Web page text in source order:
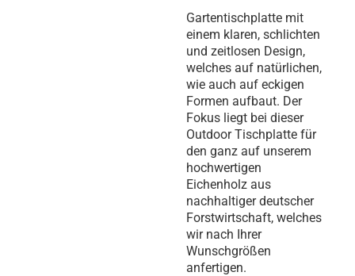
Gartentischplatte mit
einem klaren, schlichten
und zeitlosen Design,
welches auf natürlichen,
wie auch auf eckigen
Formen aufbaut. Der
Fokus liegt bei dieser
Outdoor Tischplatte für
den ganz auf unserem
hochwertigen
Eichenholz aus
nachhaltiger deutscher
Forstwirtschaft, welches
wir nach Ihrer
Wunschgrößen
anfertigen.